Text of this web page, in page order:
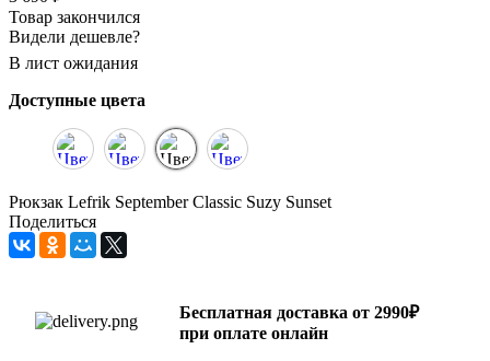
Товар закончился
Видели дешевле?
В лист ожидания
Доступные цвета
Рюкзак Lefrik September Classic Suzy Sunset
Поделиться
Бесплатная доставка от 2990₽
при оплате онлайн